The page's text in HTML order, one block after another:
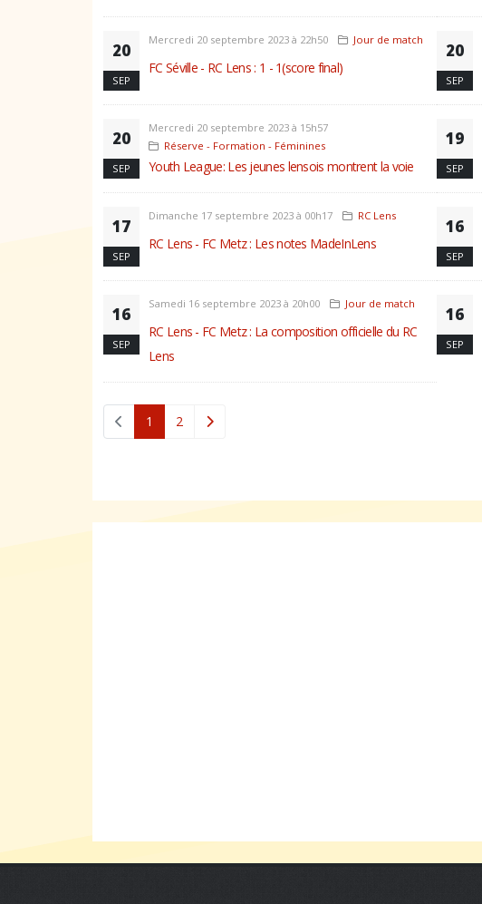
20
SEP
Mercredi 20 septembre 2023 à 22h50 Jour de match
FC Séville - RC Lens : 1 - 1(score final)
20
SEP
20
SEP
Mercredi 20 septembre 2023 à 15h57
Réserve - Formation - Féminines
Youth League: Les jeunes lensois montrent la voie
19
SEP
17
SEP
Dimanche 17 septembre 2023 à 00h17 RC Lens
RC Lens - FC Metz : Les notes MadeInLens
16
SEP
16
SEP
Samedi 16 septembre 2023 à 20h00 Jour de match
RC Lens - FC Metz : La composition officielle du RC
Lens
16
SEP
1 (current)
2